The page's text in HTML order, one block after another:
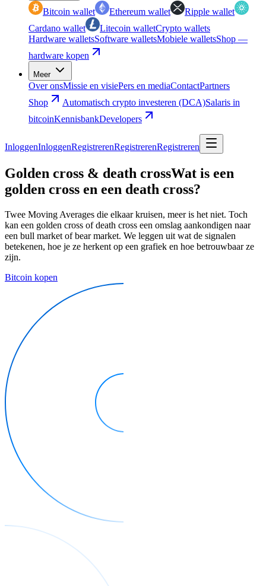
Bitcoin wallet Ethereum wallet
Ripple wallet
Cardano wallet
Litecoin walletCrypto wallets
Hardware walletsSoftware walletsMobiele walletsShop —
hardware kopen
Meer
Over onsMissie en visiePers en mediaContactPartners
Shop
Automatisch crypto investeren (DCA)Salaris in
bitcoinKennisbankDevelopers
InloggenInloggenRegistrerenRegistrerenRegistreren
Golden cross & death crossWat is een
golden cross en een death cross?
Twee Moving Averages die elkaar kruisen, meer is het niet. Toch
kan een golden cross of death cross een omslag aankondigen naar
een bull market of bear market. We leggen uit wat de signalen
betekenen, hoe je ze herkent op een grafiek en hoe betrouwbaar ze
zijn.
Bitcoin kopen